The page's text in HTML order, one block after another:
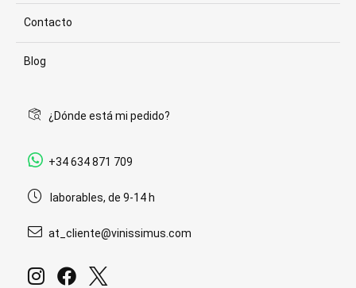
Contacto
Blog
¿Dónde está mi pedido?
+34 634 871 709
laborables, de 9-14 h
at_cliente@vinissimus.com